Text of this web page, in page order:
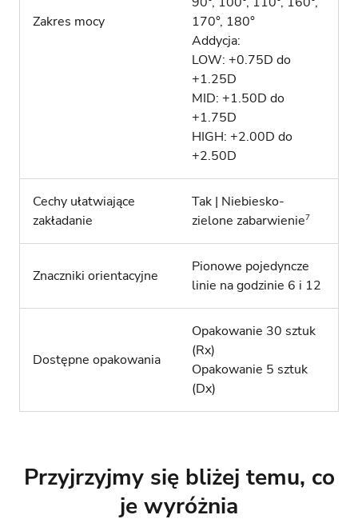
Zakres mocy
170°, 180°
Addycja:
LOW: +0.75D do
+1.25D
MID: +1.50D do
+1.75D
HIGH: +2.00D do
+2.50D
Cechy ułatwiające
zakładanie
Tak | Niebiesko-
zielone zabarwienie7
Znaczniki orientacyjne
Pionowe pojedyncze
linie na godzinie 6 i 12
Dostępne opakowania
Opakowanie 30 sztuk
(Rx)
Opakowanie 5 sztuk
(Dx)
Przyjrzyjmy się bliżej temu, co
je wyróżnia